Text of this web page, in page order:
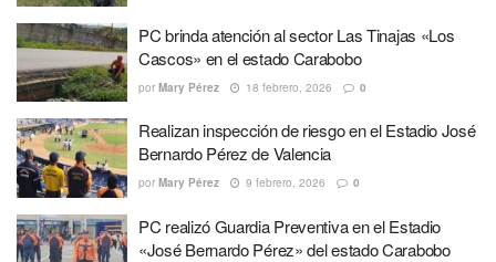
PC brinda atención al sector Las Tinajas «Los
Cascos» en el estado Carabobo
por Mary Pérez 18 febrero, 2026 0
Realizan inspección de riesgo en el Estadio José
Bernardo Pérez de Valencia
por Mary Pérez 9 febrero, 2026 0
PC realizó Guardia Preventiva en el Estadio
«José Bernardo Pérez» del estado Carabobo